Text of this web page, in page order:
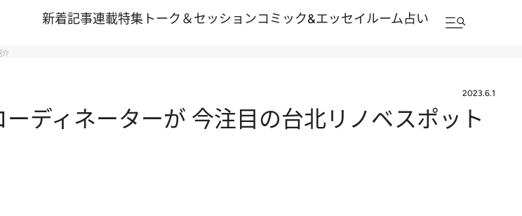
新着記事連載特集 トーク＆セッションコミック&エッセイルーム占い
介
2023.6.1
ディネーターが 今注目の台北リノベスポット